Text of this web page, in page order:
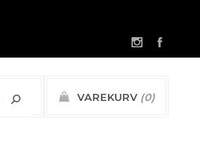
VAREKURV (0)